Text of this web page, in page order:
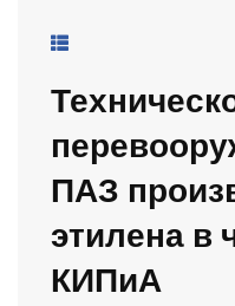
ПАЗ
этилена в
КИПиА